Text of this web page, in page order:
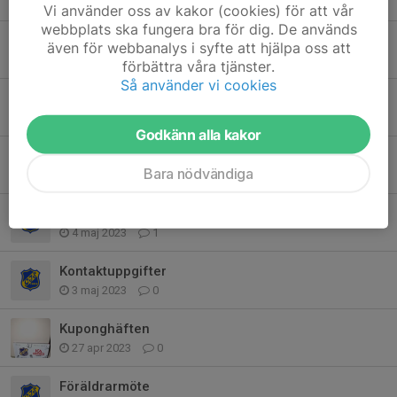
Sommarhälsning från ledarna i P15
0
28 maj 2023 2
Viktig info!
0
4 maj 2023 1
Kontaktuppgifter
3 maj 2023 0
Kuponghäften
27 apr 2023 0
Föräldrarmöte
Vi använder oss av kakor (cookies) för att vår
webbplats ska fungera bra för dig. De används
även för webbanalys i syfte att hjälpa oss att
förbättra våra tjänster.
Så använder vi cookies
Godkänn alla kakor
Bara nödvändiga